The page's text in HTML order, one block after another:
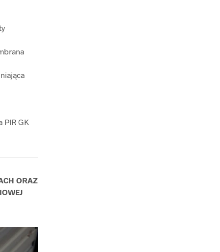
PIR GK
ORAZ